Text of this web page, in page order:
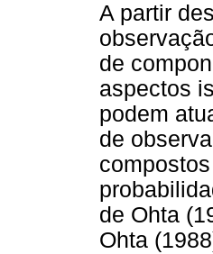
A partir
de
aspectos
podem
de
de Ohta
Ohta